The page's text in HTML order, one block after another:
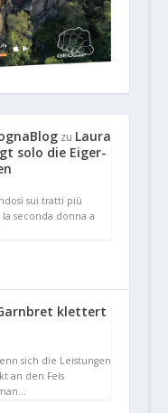
zu Laura
solo die Eiger-
sui tratti più
seconda donna a
klettert
sich die Leistungen
an den Fels